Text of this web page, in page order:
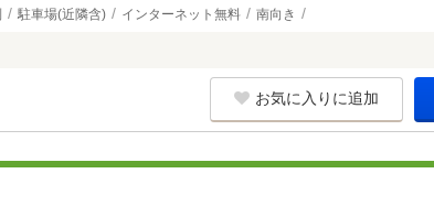
駐車場(近隣含) インターネット無料 南向き
お気に入りに追加